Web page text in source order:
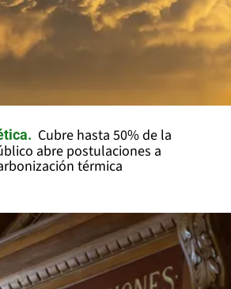
Cubre hasta 50% de la
abre postulaciones a
térmica